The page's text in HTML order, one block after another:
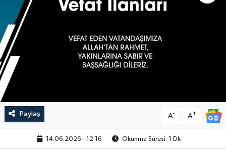
Paylaş A- A+
14.06.2026 - 12:16 Okunma Süresi: 1 Dk